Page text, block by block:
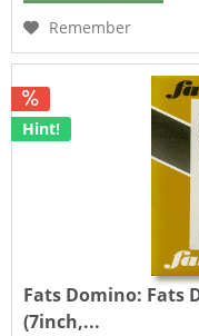
Remember
Hint!
Fats Domino: Fats
(7inch,...